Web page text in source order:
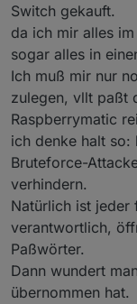
gut
Switch gekauft.
da ich mir alles
sogar alles in
Ich muß mir nur
zulegen, vllt paßt
Raspberrymatic
ich denke halt so:
Bruteforce-
verhindern.
Natürlich ist jeder
verantwortlich,
Paßwörter.
Dann wundert
übernommen hat.